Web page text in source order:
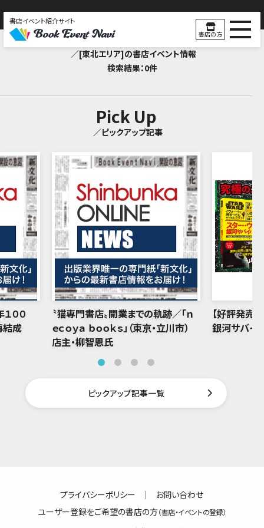
書店イベント紹介サイト
書店の方
Search Result
／[東北エリア]の書店イベント情報
検索結果：0件
Pick Up
／ピックアップ記事
００
結成
〝猫専門書店〟開業までの軌跡／「ｎ
ｅｃｏｙａ ｂｏｏｋｓ」（東京・立川市）
店主・柳智恩氏
【好評発売中
銀河サバイ
ピックアップ記事一覧
プライバシーポリシー ｜
お問い合わせ
ユーザー登録をご希望の書店の方（書店・イベントの登録）